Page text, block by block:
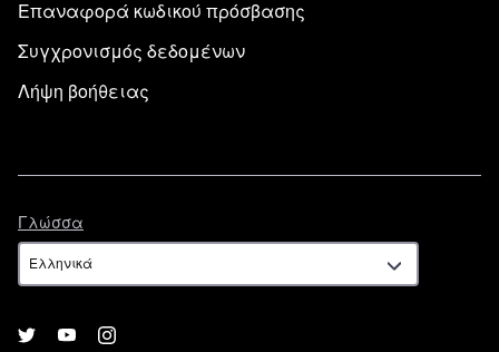
Επαναφορά κωδικού πρόσβασης
Συγχρονισμός δεδομένων
Λήψη βοήθειας
Γλώσσα